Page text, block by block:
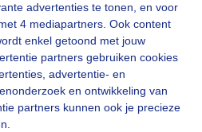
advertenties te tonen, en voor
4 mediapartners. Ook content
enkel getoond met jouw
partners gebruiken cookies
advertentie- en
en ontwikkeling van
partners kunnen ook je precieze